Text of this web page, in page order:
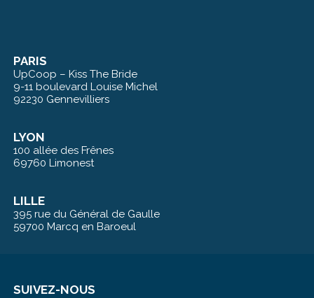
PARIS
UpCoop – Kiss The Bride
9-11 boulevard Louise Michel
92230 Gennevilliers
LYON
100 allée des Frênes
69760 Limonest
LILLE
395 rue du Général de Gaulle
59700 Marcq en Baroeul
SUIVEZ-NOUS